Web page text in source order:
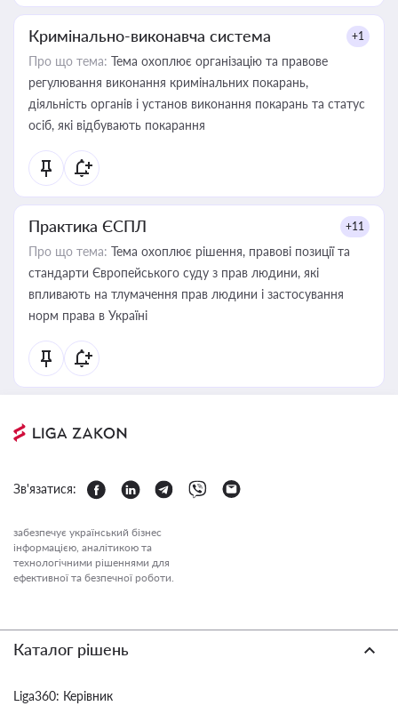
Кримінально-виконавча система +1
Про що тема: Тема охоплює організацію та правове
регулювання виконання кримінальних покарань,
діяльність органів і установ виконання покарань та статус
осіб, які відбувають покарання
Практика ЄСПЛ +11
Про що тема: Тема охоплює рішення, правові позиції та
стандарти Європейського суду з прав людини, які
впливають на тлумачення прав людини і застосування
норм права в Україні
Зв'язатися:
забезпечує український бізнес
інформацією, аналітикою та
технологічними рішеннями для
ефективної та безпечної роботи.
Каталог рішень
Liga360: Керівник